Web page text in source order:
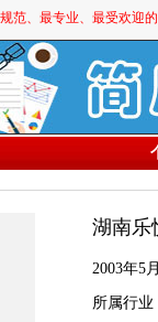
、最专业、最受欢迎
湖南乐
2003年5
所属行